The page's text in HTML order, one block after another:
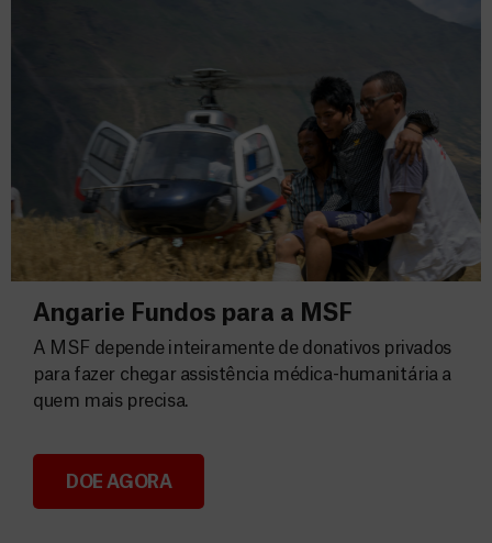
Angarie Fundos para a MSF
Angarie Fundos para a MSF
A MSF depende inteiramente de donativos privados
para fazer chegar assistência médica-humanitária a
quem mais precisa.
DOE AGORA